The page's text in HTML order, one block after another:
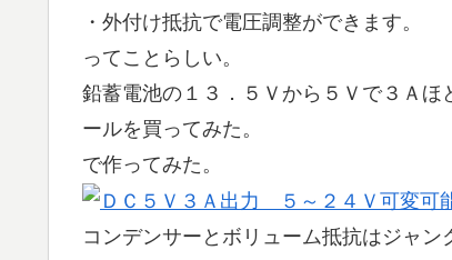
・外付け抵抗で電圧調整ができます。
ってことらしい。
鉛蓄電池の１３．５Ｖから５Ｖで３Ａ
ールを買ってみた。
で作ってみた。
コンデンサーとボリューム抵抗はジャン